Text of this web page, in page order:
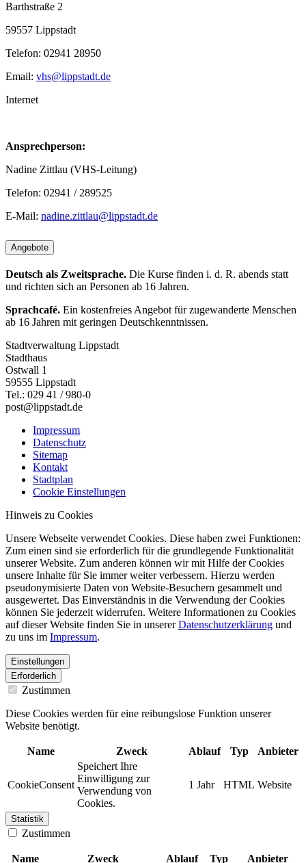
Barthstraße 2
59557 Lippstadt
Telefon: 02941 28950
Email: vhs@lippstadt.de
Internet
Ansprechperson:
Nadine Zittlau (VHS-Leitung)
Telefon: 02941 / 289525
E-Mail: nadine.zittlau@lippstadt.de
Angebote
Deutsch als Zweitsprache. Die Kurse finden i. d. R. abends statt
und richten sich an Personen ab 16 Jahren.
Sprachcafé. Ein kostenfreies Angebot für zugewanderte Menschen
ab 16 Jahren mit geringen Deutschkenntnissen.
Stadtverwaltung Lippstadt
Stadthaus
Ostwall 1
59555 Lippstadt
Tel.: 029 41 / 980-0
post@lippstadt.de
Impressum
Datenschutz
Sitemap
Kontakt
Stadtplan
Cookie Einstellungen
Hinweis zu Cookies
Unsere Webseite verwendet Cookies. Diese haben zwei Funktionen:
Zum einen sind sie erforderlich für die grundlegende Funktionalität
unserer Website. Zum anderen können wir mit Hilfe der Cookies
unsere Inhalte für Sie immer weiter verbessern. Hierzu werden
pseudonymisierte Daten von Website-Besuchern gesammelt und
ausgewertet. Das Einverständnis in die Verwendung der Cookies
können Sie jederzeit widerrufen. Weitere Informationen zu Cookies
auf dieser Website finden Sie in unsererDatenschutzerklärung und
zu uns im Impressum.
Einstellungen
Erforderlich
Zustimmen
Diese Cookies werden für eine reibungslose Funktion unserer
Website benötigt.
Name Zweck Ablauf Typ Anbieter
CookieConsent
Speichert Ihre
Einwilligung zur
Verwendung von
Cookies.
1 Jahr HTML Website
Statistik
Zustimmen
Name Zweck Ablauf Typ Anbieter